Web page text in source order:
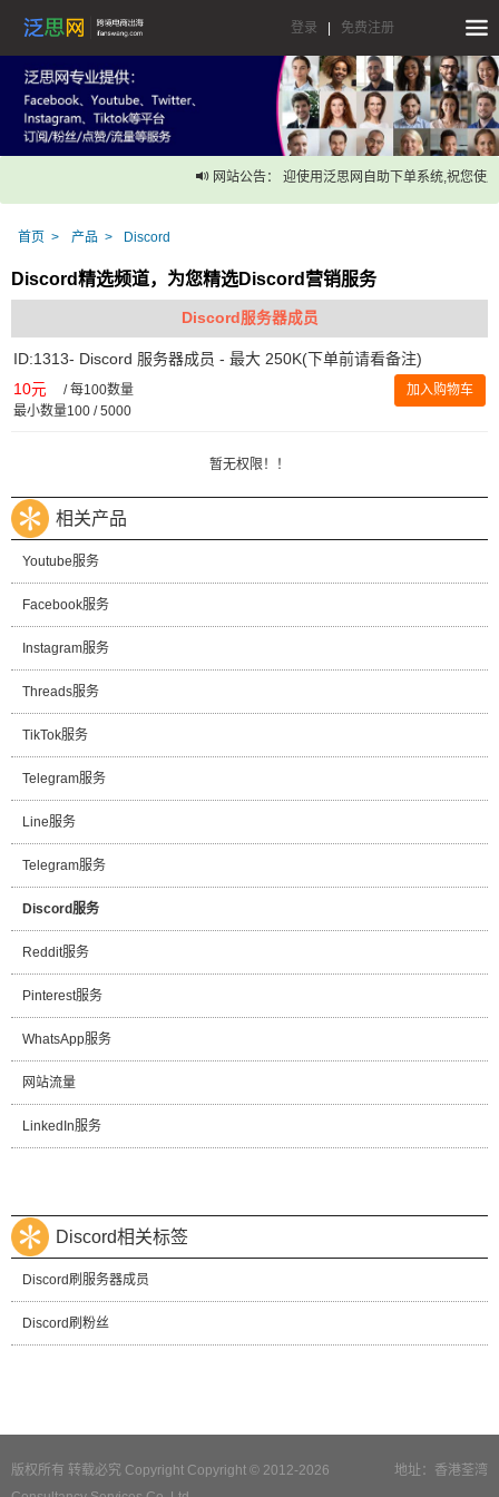
登录 免费注册
网站公告： 迎使用泛思网自助下单系统,祝您使用
首页 产品 Discord
Discord精选频道，为您精选Discord营销服务
Discord服务器成员
ID:1313- Discord 服务器成员 - 最大 250K(下单前请看备注)
10元 /每100数量
最小数量100 / 5000
加入购物车
暂无权限！！
相关产品
Youtube服务
Facebook服务
Instagram服务
Threads服务
TikTok服务
Telegram服务
Line服务
Telegram服务
Discord服务
Reddit服务
Pinterest服务
WhatsApp服务
网站流量
LinkedIn服务
Discord相关标签
Discord刷服务器成员
Discord刷粉丝
地址：香港荃湾
版权所有 转载必究 Copyright Copyright © 2012-2026